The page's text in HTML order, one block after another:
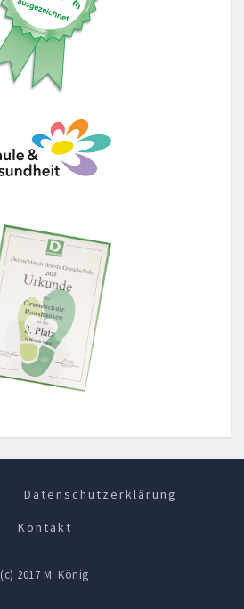
Datenschutzerklärung
Kontakt
(c) 2017 M. König